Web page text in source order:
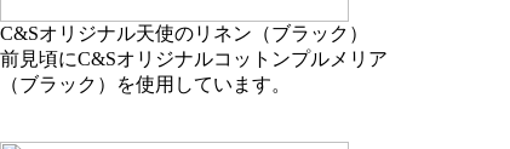
C&Sオリジナル天使のリネン（ブラック）
前見頃にC&Sオリジナルコットンプルメリア
（ブラック）を使用しています。